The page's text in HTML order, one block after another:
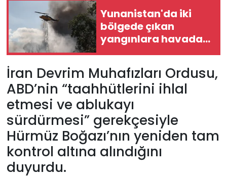
Yunanistan'da iki
bölgede çıkan
yangınlara havadan
ve karadan
müdahale ediliyor
İran Devrim Muhafızları Ordusu,
ABD’nin “taahhütlerini ihlal
etmesi ve ablukayı
sürdürmesi” gerekçesiyle
Hürmüz Boğazı’nın yeniden tam
kontrol altına alındığını
duyurdu.
Moda
Nöbetçi Eczaneler
Otomobil Dünyası
Politika
SAĞLIK
Spor
Teknoloji